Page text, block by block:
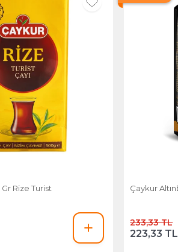
Rize Turist Çaykur
233,33 TL
223,33 TL